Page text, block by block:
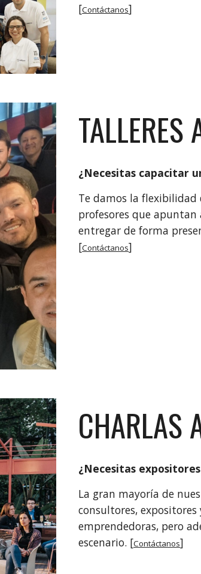
[Contáctanos]
TALLERES
¿Necesitas capacitar
Te damos la flexibilidad
profesores que
entregar de forma
[Contáctanos]
CHARLAS
¿Necesitas
La gran mayoría de
consultores,
emprendedoras, pero
escenario. [Contáctanos]